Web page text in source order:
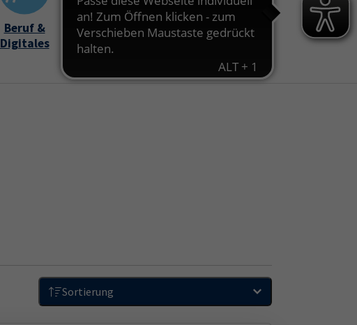
Beruf &
Digitales
Onlinekurse
Sortierung